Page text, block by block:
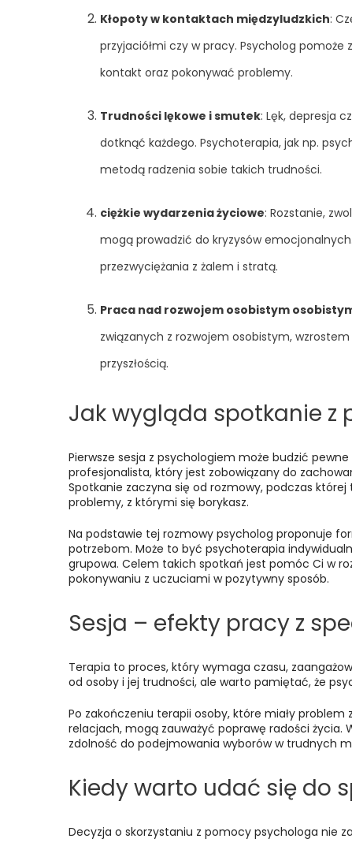
Kłopoty w kontaktach międzyludzkich:
przyjaciółmi czy w pracy. Psycholog
kontakt oraz pokonywać problemy.
Trudności lękowe i smutek: Lęk, depresja
dotknąć każdego. Psychoterapia, jak np.
metodą radzenia sobie takich trudności.
ciężkie wydarzenia życiowe: Rozstanie,
mogą prowadzić do kryzysów
przezwyciężania z żalem i stratą.
Praca nad rozwojem osobistym
związanych z rozwojem osobistym,
przyszłością.
Jak wygląda spotkanie z
Pierwsze sesja z psychologiem może budzić
profesjonalista, który jest zobowiązany do
Spotkanie zaczyna się od rozmowy, podczas
problemy, z którymi się borykasz.
Na podstawie tej rozmowy psycholog proponuje
potrzebom. Może to być psychoterapia
grupowa. Celem takich spotkań jest pomóc Ci w
pokonywaniu z uczuciami w pozytywny sposób.
Sesja – efekty pracy z
Terapia to proces, który wymaga czasu,
od osoby i jej trudności, ale warto pamiętać, że
Po zakończeniu terapii osoby, które miały
relacjach, mogą zauważyć poprawę radości
zdolność do podejmowania wyborów w trudnych
Kiedy warto udać się do
Decyzja o skorzystaniu z pomocy psychologa nie